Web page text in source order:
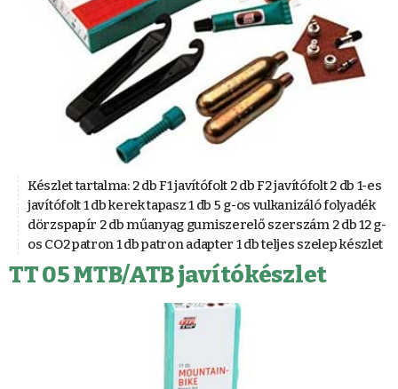
Készlet tartalma: 2 db F1 javítófolt 2 db F2 javítófolt 2 db 1-es
javítófolt 1 db kerek tapasz 1 db 5 g-os vulkanizáló folyadék
dörzspapír 2 db műanyag gumiszerelő szerszám 2 db 12 g-
os CO2 patron 1 db patron adapter 1 db teljes szelep készlet
TT 05 MTB/ATB javítókészlet